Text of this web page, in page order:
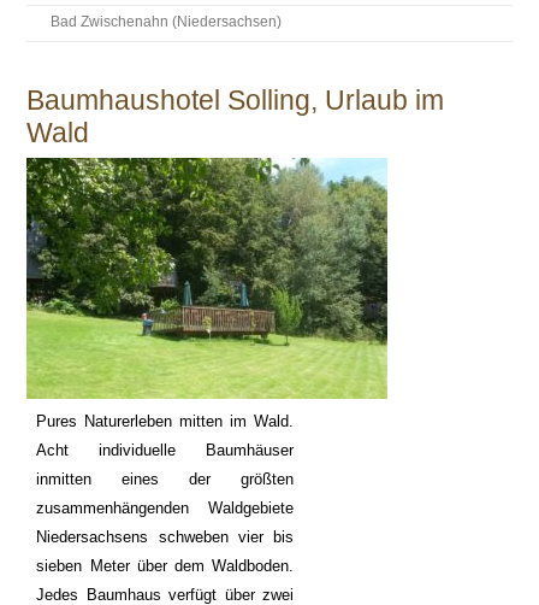
Bad Zwischenahn (Niedersachsen)
Baumhaushotel Solling, Urlaub im
Wald
Pures Naturerleben mitten im Wald.
Acht individuelle Baumhäuser
inmitten eines der größten
zusammenhängenden Waldgebiete
Niedersachsens schweben vier bis
sieben Meter über dem Waldboden.
Jedes Baumhaus verfügt über zwei